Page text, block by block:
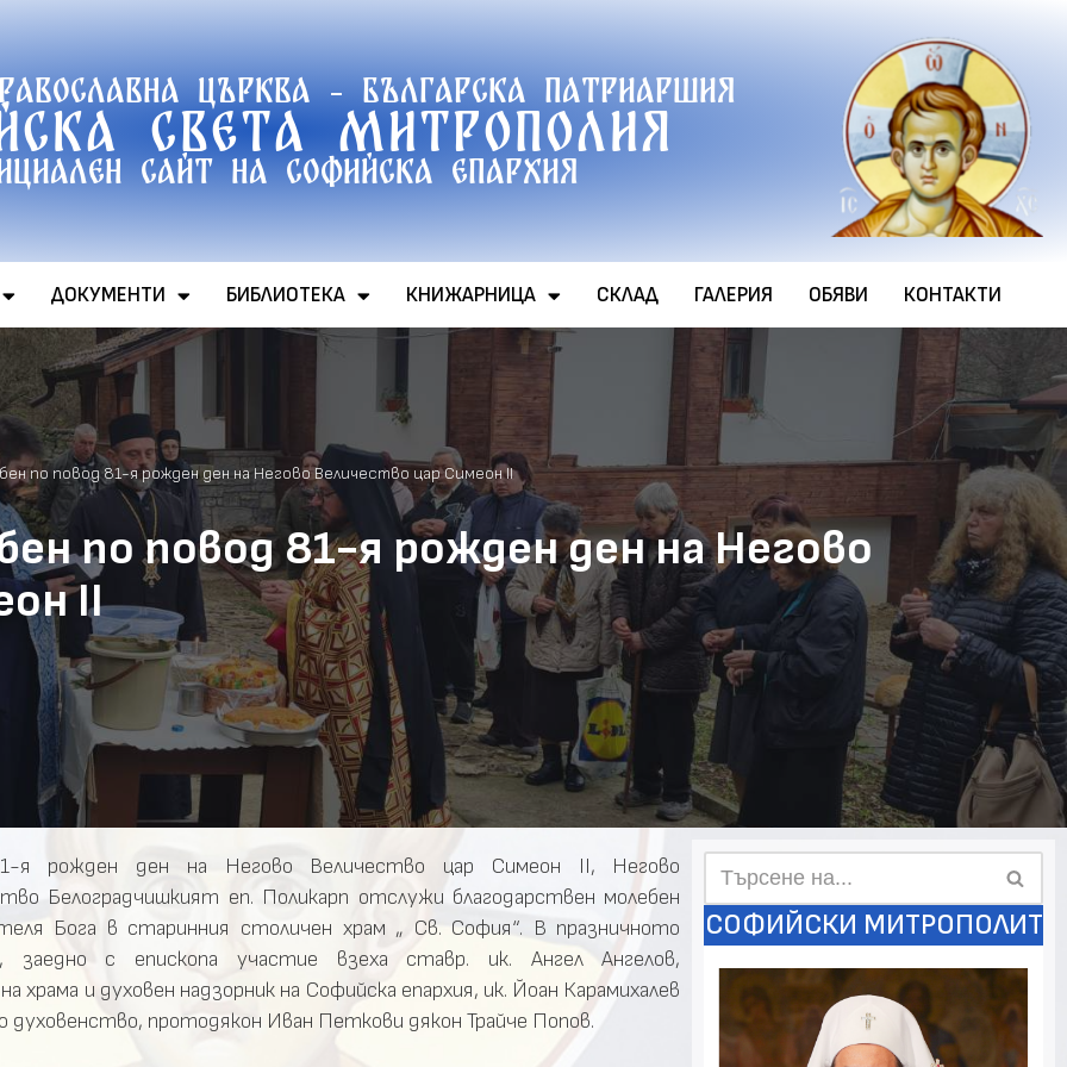
църква - Българска патриаршия
света митрополия
сайт на софийска епархия
ДОКУМЕНТИ БИБЛИОТЕКА КНИЖАРНИЦА СКЛАД ГАЛЕРИЯ ОБЯВИ КОНТАКТИ
по повод 81-я рожден ден на Негово Величество цар Симеон II
по повод 81-я рожден ден на Негово
II
я рожден ден на Негово Величество цар Симеон II, Негово
Белоградчишкият еп. Поликарп отслужи благодарствен молебен
Бога в старинния столичен храм „ Св. София“. В празничното
заедно с епископа участие взеха ставр. ик. Ангел Ангелов,
храма и духовен надзорник на Софийска епархия, ик. Йоан Карамихалев
протодякон Иван Петкови дякон Трайче Попов.
СОФИЙСКИ МИТРОПОЛИТ